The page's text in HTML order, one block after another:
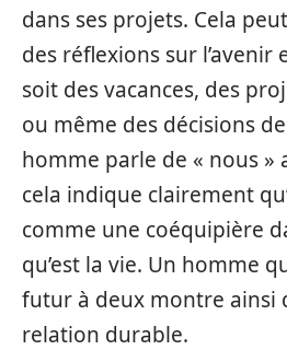
dans ses projets. Cela
des réflexions sur l’avenir
soit des vacances, des
ou même des décisions
homme parle de « nous »
cela indique clairement
comme une coéquipière
qu’est la vie. Un homme
futur à deux montre ainsi
relation durable.